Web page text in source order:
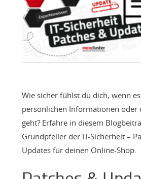
Wie sicher fühlst du dich, wenn
persönlichen Informationen oder
geht? Erfahre in diesem
Grundpfeiler der IT-Sicherheit –
Updates für deinen Online-Shop.